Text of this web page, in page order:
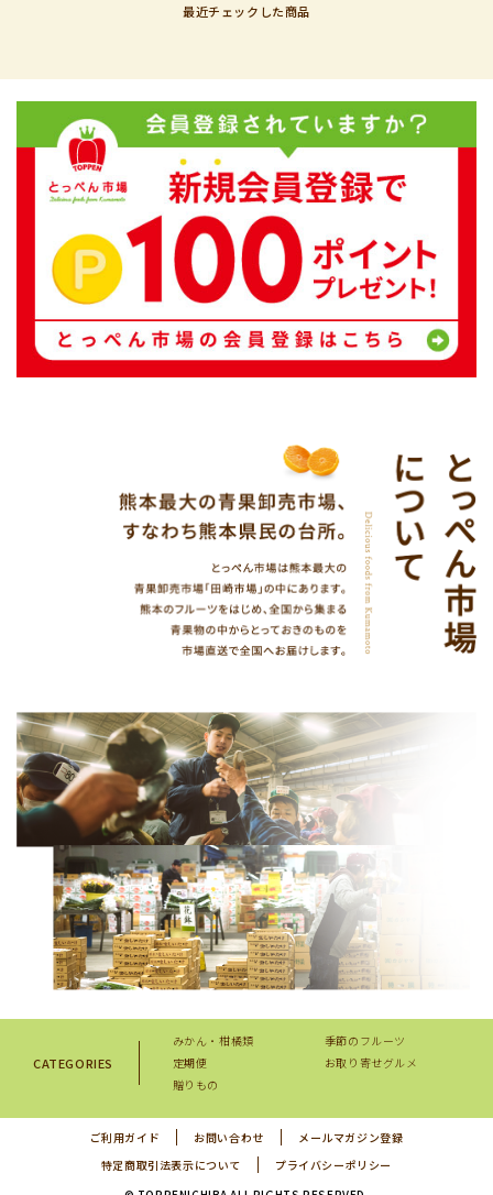
最近チェックした商品
CATEGORIES
みかん・柑橘類
季節のフルーツ
定期便
お取り寄せグルメ
贈りもの
ご利用ガイド お問い合わせ
メールマガジン登録
特定商取引法表示について
プライバシーポリシー